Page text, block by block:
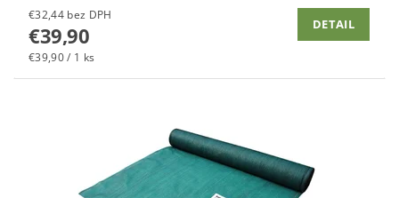
€32,44 bez DPH
€39,90
€39,90 / 1 ks
DETAIL